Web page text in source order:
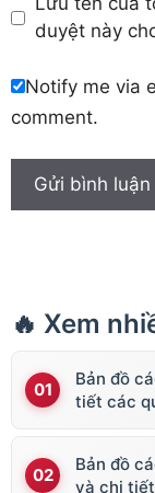
duyệt này
Notify me via
comment.
🔥 Xem
Bản đồ
tiết các
Bản đồ
và chi